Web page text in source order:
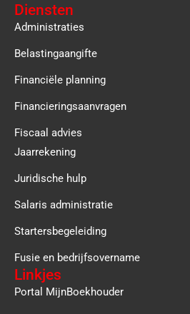
Diensten
Administraties
Belastingaangifte
Financiële planning
Financieringsaanvragen
Fiscaal advies
Jaarrekening
Juridische hulp
Salaris administratie
Startersbegeleiding
Fusie en bedrijfsovername
Linkjes
Portal MijnBoekhouder